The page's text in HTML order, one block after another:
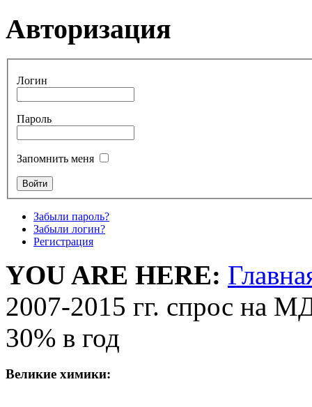
Авторизация
Логин
Пароль
Запомнить меня
Забыли пароль?
Забыли логин?
Регистрация
YOU ARE HERE:
2007-2015 гг. спрос на
30% в год
Великие химики: